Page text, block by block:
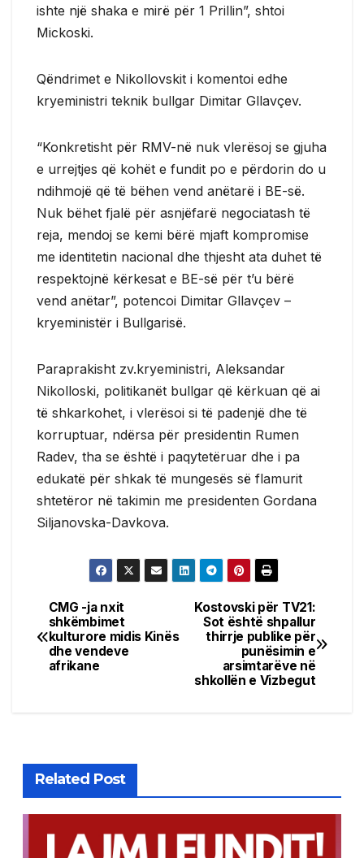
ishte një shaka e mirë për 1 Prillin”, shtoi
Mickoski.
Qëndrimet e Nikollovskit i komentoi edhe
kryeministri teknik bullgar Dimitar Gllavçev.
“Konkretisht për RMV-në nuk vlerësoj se gjuha
e urrejtjes që kohët e fundit po e përdorin do u
ndihmojë që të bëhen vend anëtarë i BE-së.
Nuk bëhet fjalë për asnjëfarë negociatash të
reja, mendoj se kemi bërë mjaft kompromise
me identitetin nacional dhe thjesht ata duhet të
respektojnë kërkesat e BE-së për t’u bërë
vend anëtar”, potencoi Dimitar Gllavçev –
kryeministër i Bullgarisë.
Paraprakisht zv.kryeministri, Aleksandar
Nikolloski, politikanët bullgar që kërkuan që ai
të shkarkohet, i vlerësoi si të padenjë dhe të
korruptuar, ndërsa për presidentin Rumen
Radev, tha se është i paqytetëruar dhe i pa
edukatë për shkak të mungesës së flamurit
shtetëror në takimin me presidenten Gordana
Siljanovska-Davkova.
Post
navigation
Kostovski për TV21:
Sot është shpallur
thirrje publike për
punësimin e
arsimtarëve në
shkollën e Vizbegut
CMG -ja nxit
shkëmbimet
kulturore midis Kinës
dhe vendeve
afrikane
Related Post